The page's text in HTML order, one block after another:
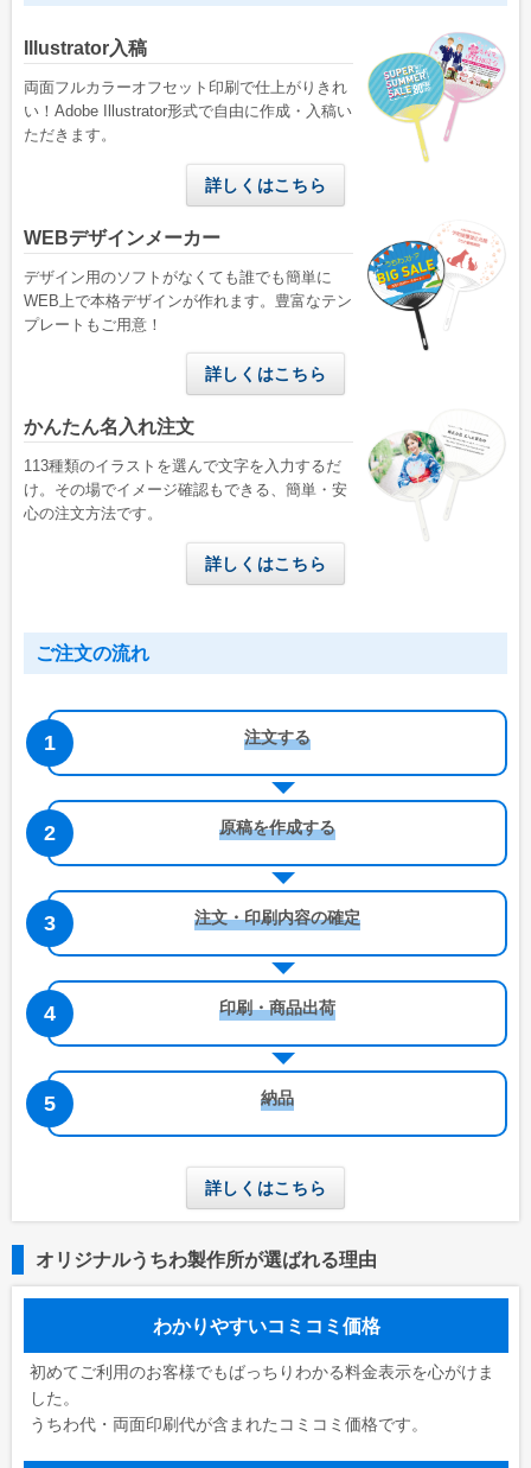
Illustrator入稿
両面フルカラーオフセット印刷で仕上がりきれ
い！Adobe Illustrator形式で自由に作成・入稿い
ただきます。
詳しくはこちら
WEBデザインメーカー
デザイン用のソフトがなくても誰でも簡単に
WEB上で本格デザインが作れます。豊富なテン
プレートもご用意！
詳しくはこちら
かんたん名入れ注文
113種類のイラストを選んで文字を入力するだ
け。その場でイメージ確認もできる、簡単・安
心の注文方法です。
詳しくはこちら
ご注文の流れ
注文する
原稿を作成する
注文・印刷内容の確定
印刷・商品出荷
納品
詳しくはこちら
オリジナルうちわ製作所が選ばれる理由
わかりやすいコミコミ価格
初めてご利用のお客様でもばっちりわかる料金表示を心がけま
した。
うちわ代・両面印刷代が含まれたコミコミ価格です。